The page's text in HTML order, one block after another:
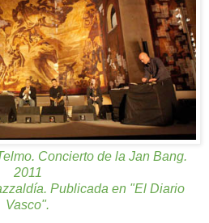
Concierto de la Jan Bang.
2011
Publicada en "El Diario
Vasco".